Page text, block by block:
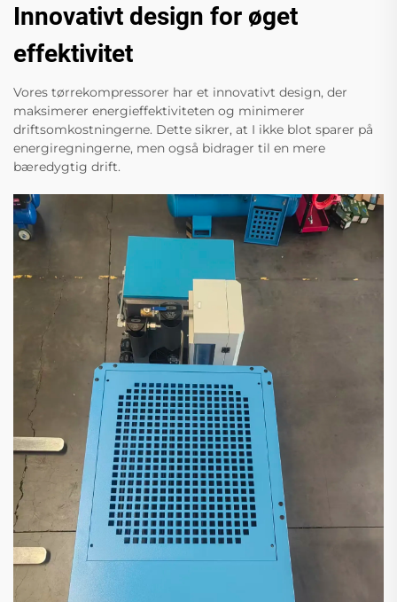
Innovativt design for øget
effektivitet
Vores tørrekompressorer har et innovativt design, der
maksimerer energieffektiviteten og minimerer
driftsomkostningerne. Dette sikrer, at I ikke blot sparer på
energiregningerne, men også bidrager til en mere
bæredygtig drift.